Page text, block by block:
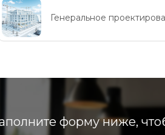
Генеральное
форму ниже,